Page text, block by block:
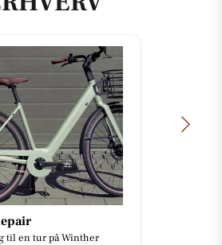
til en tur på Winther